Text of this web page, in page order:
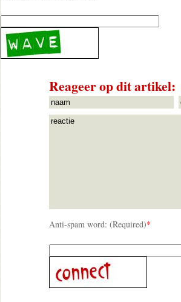
Reageer op dit artikel:
Anti-spam word: (Required)*